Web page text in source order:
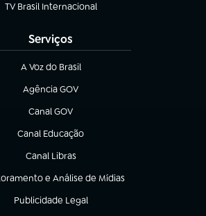
TV Brasil Internacional
(abre em nova aba)
Serviços
A Voz do Brasil
(abre em nova aba)
Agência GOV
(abre em nova aba)
Canal GOV
(abre em nova aba)
Canal Educação
(abre em nova aba)
Canal Libras
(abre em nova aba)
e Análise de Mídias
nova aba)
Publicidade Legal
(abre em nova aba)